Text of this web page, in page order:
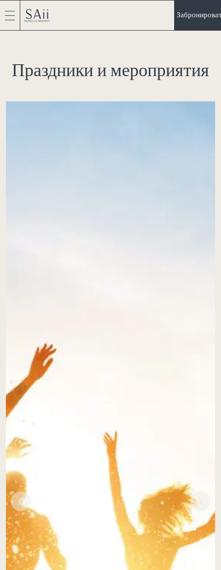
Праздники и мероприятия